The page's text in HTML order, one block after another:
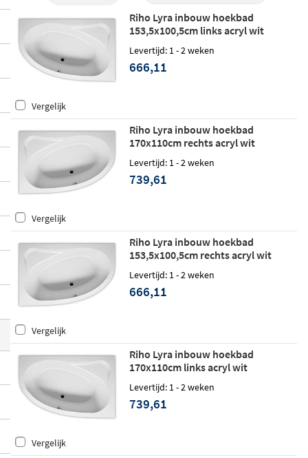
en. De asymmetrische baden hebben verr
assend veel ligruimte en in het middel is e
en zitdeel gecreëerd, waardoor je een ech
t welness bad hebt. De baden zijn verkrijg
baar in verschillende afmetingen en uitvo
€549,-, dus voor ieder wat wils
Riho Lyra inbouw hoekbad
153,5x100,5cm links acryl wit
Levertijd: 1 - 2 weken
666,11
Vergelijk
Riho Lyra inbouw hoekbad
170x110cm rechts acryl wit
Levertijd: 1 - 2 weken
739,61
Vergelijk
Riho Lyra inbouw hoekbad
153,5x100,5cm rechts acryl wit
Levertijd: 1 - 2 weken
666,11
Vergelijk
Riho Lyra inbouw hoekbad
170x110cm links acryl wit
Levertijd: 1 - 2 weken
739,61
Vergelijk